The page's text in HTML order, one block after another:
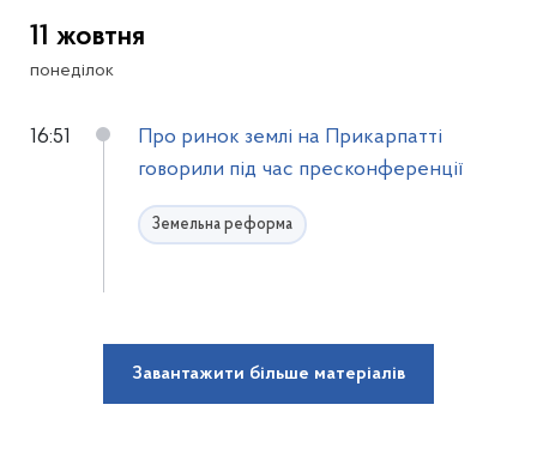
11 жовтня
понеділок
16:51
Про ринок землі на Прикарпатті
говорили під час пресконференції
Земельна реформа
Завантажити більше матеріалів